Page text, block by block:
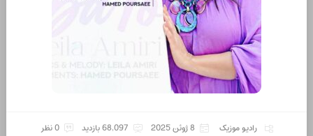
رادیو موزیک 8 ژوئن 2025 68,097 بازدید 0 نظر